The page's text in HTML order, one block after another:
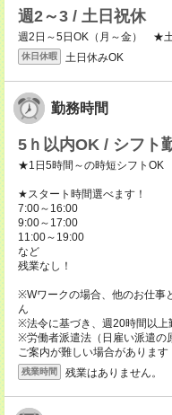
週2～3 / 土日祝休
週2日～5日OK（月～金） ★
休日休暇 土日休みOK
勤務時間
5ｈ以内OK / シフト
★1日5時間～の時短シフトOK
★スタート時間選べます！
7:00～16:00
9:00～17:00
11:00～19:00
など
残業なし！
※Wワークの場合、他のお仕事
ん
※法令に基づき、週20時間以上
※労働者派遣法（日雇い派遣の
ご案内が難しい場合があります
残業時間 残業はありません。